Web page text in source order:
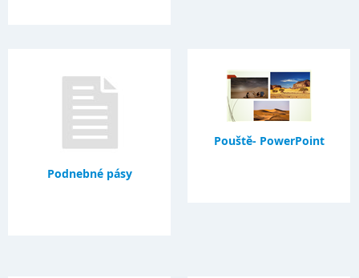
Podnebné pásy
Pouště- PowerPoint